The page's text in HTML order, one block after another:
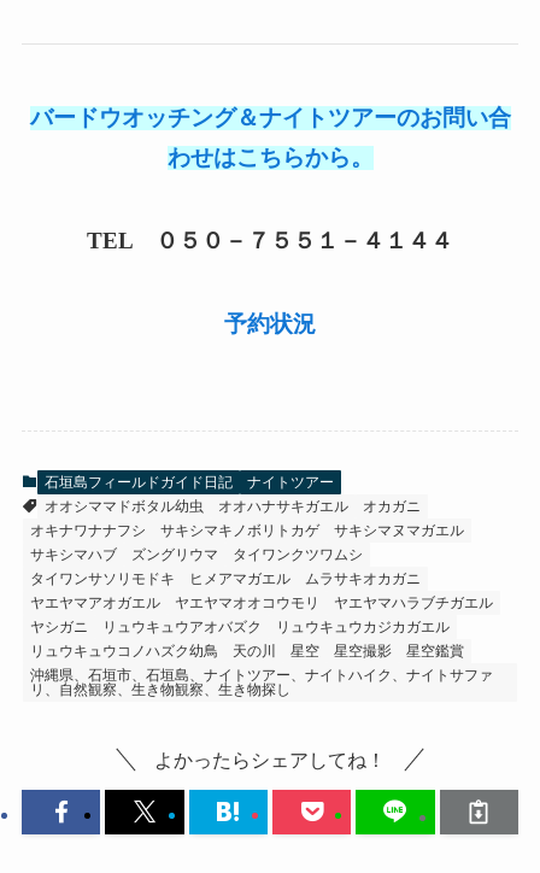
バードウオッチング＆ナイトツアーのお問い合
わせはこちらから。
TEL ０５０－７５５１－４１４４
予約状況
石垣島フィールドガイド日記
ナイトツアー
オオシママドボタル幼虫
オオハナサキガエル
オカガニ
オキナワナナフシ
サキシマキノボリトカゲ
サキシマヌマガエル
サキシマハブ
ズングリウマ
タイワンクツワムシ
タイワンサソリモドキ
ヒメアマガエル
ムラサキオカガニ
ヤエヤマアオガエル
ヤエヤマオオコウモリ
ヤエヤマハラブチガエル
ヤシガニ
リュウキュウアオバズク
リュウキュウカジカガエル
リュウキュウコノハズク幼鳥
天の川 星空 星空撮影
星空鑑賞
沖縄県、石垣市、石垣島、ナイトツアー、ナイトハイク、ナイトサファ
リ、自然観察、生き物観察、生き物探し
よかったらシェアしてね！